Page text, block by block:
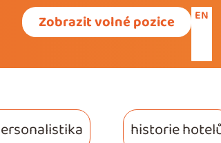
Zobrazit volné pozice EN
historie